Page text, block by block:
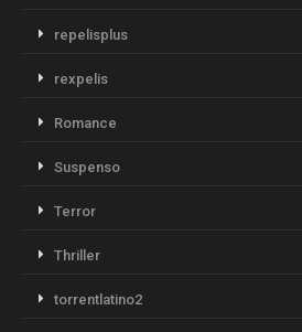
repelisplus
rexpelis
Romance
Suspenso
Terror
Thriller
torrentlatino2